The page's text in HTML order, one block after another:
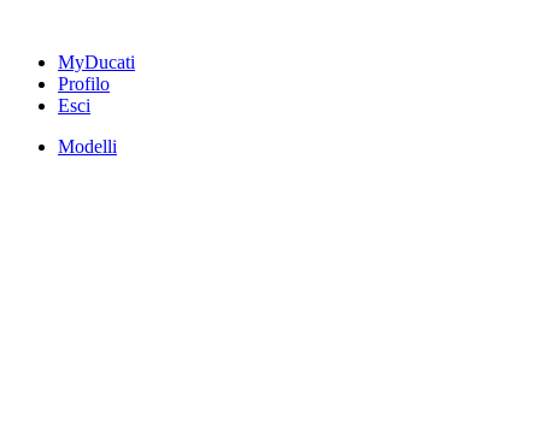
MyDucati
Profilo
Esci
Modelli